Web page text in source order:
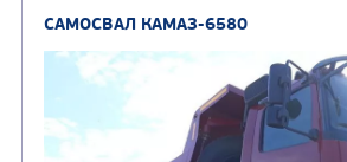
САМОСВАЛ КАМАЗ-65222